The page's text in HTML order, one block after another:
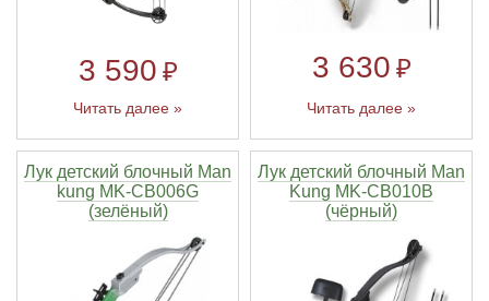
3 590 ₽
Читать далее »
3 630 ₽
Читать далее »
Лук детский блочный Man
kung MK-CB006G
(зелёный)
Лук детский блочный Man
Kung MK-CB010B
(чёрный)